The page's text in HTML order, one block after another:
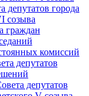
депутатов города
созыва
граждан
комиссий
депутатов
депутатов